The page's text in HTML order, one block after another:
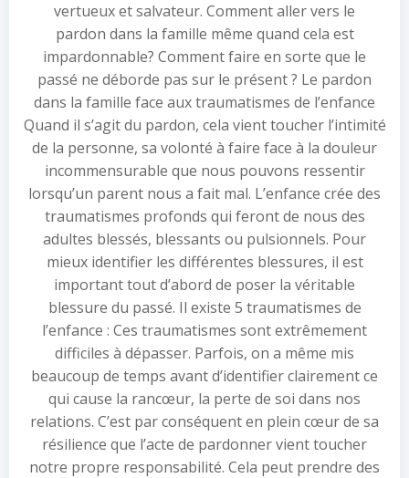
vertueux et salvateur. Comment aller vers le
pardon dans la famille même quand cela est
impardonnable? Comment faire en sorte que le
passé ne déborde pas sur le présent ? Le pardon
dans la famille face aux traumatismes de l’enfance
Quand il s’agit du pardon, cela vient toucher l’intimité
de la personne, sa volonté à faire face à la douleur
incommensurable que nous pouvons ressentir
lorsqu’un parent nous a fait mal. L’enfance crée des
traumatismes profonds qui feront de nous des
adultes blessés, blessants ou pulsionnels. Pour
mieux identifier les différentes blessures, il est
important tout d’abord de poser la véritable
blessure du passé. Il existe 5 traumatismes de
l’enfance : Ces traumatismes sont extrêmement
difficiles à dépasser. Parfois, on a même mis
beaucoup de temps avant d’identifier clairement ce
qui cause la rancœur, la perte de soi dans nos
relations. C’est par conséquent en plein cœur de sa
résilience que l’acte de pardonner vient toucher
notre propre responsabilité. Cela peut prendre des